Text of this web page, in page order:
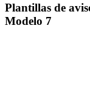
Plantillas de
Modelo 7